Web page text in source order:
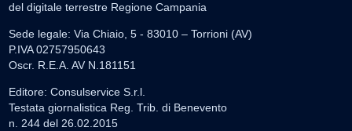
del digitale terrestre Regione Campania
Sede legale: Via Chiaio, 5 - 83010 – Torrioni (AV)
P.IVA 02757950643
Oscr. R.E.A. AV N.181151
Editore: Consulservice S.r.l.
Testata giornalistica Reg. Trib. di Benevento
n. 244 del 26.02.2015